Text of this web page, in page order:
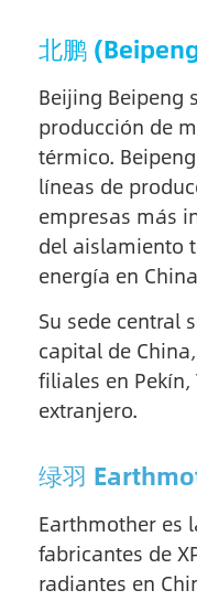
北鹏
Beijing Beipeng
producción de
térmico.
líneas de
empresas más
del aislamiento
energía en
Su sede central
capital de
filiales en
extranjero.
绿羽
Earthmother es
fabricantes de
radiantes en